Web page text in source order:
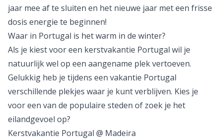
onbezorgd kunt genieten van de feestdagen. Je kunt
kiezen voor een cultuurrijke kerst in Portugal in een
van de steden of juist een relaxtezonvakantie
zonnige plek. De keuze is reuze!
Even geen verplichtingen of vaste adresjes die je moet
gaan bezoeken, maar gewoon lekker ontspannen. Een
kerstvakantie Portugal is de perfecte manier om het
jaar mee af te sluiten en het nieuwe jaar met een frisse
dosis energie te beginnen!
Waar in Portugal is het warm in de winter?